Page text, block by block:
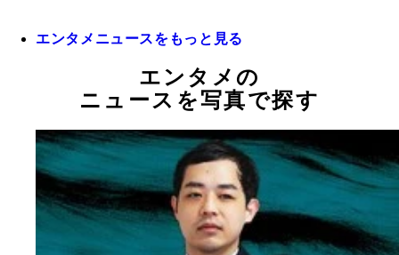
エンタメニュースをもっと見る
エンタメの
ニュースを写真で探す